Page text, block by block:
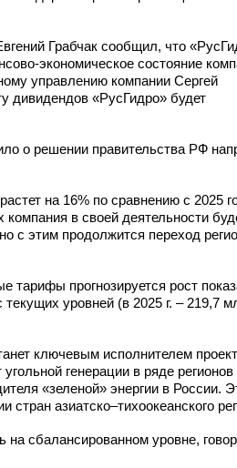
Грабчак сообщил, что
экономическое состояние
управлению компании Сергей
дивидендов «РусГидро» будет
о решении правительства РФ
на 16% по сравнению с 2025
в своей деятельности
с этим продолжится переход
прогнозируется рост
уровней (в 2025 г. – 219,7
ключевым исполнителем
генерации в ряде регионов
«зеленой» энергии в России.
азиатско–тихоокеанского
на сбалансированном уровне,